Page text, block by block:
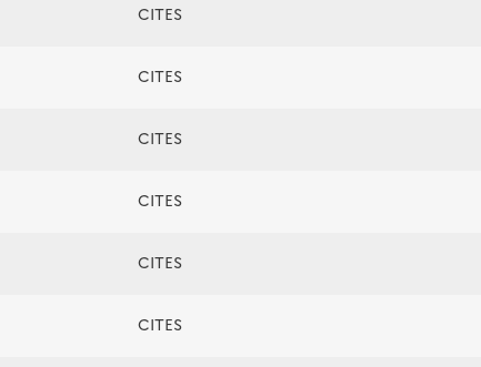
CITES
CITES
CITES
CITES
CITES
CITES